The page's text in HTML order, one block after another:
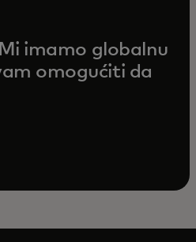
imamo globalnu
omogućiti da
a new tab